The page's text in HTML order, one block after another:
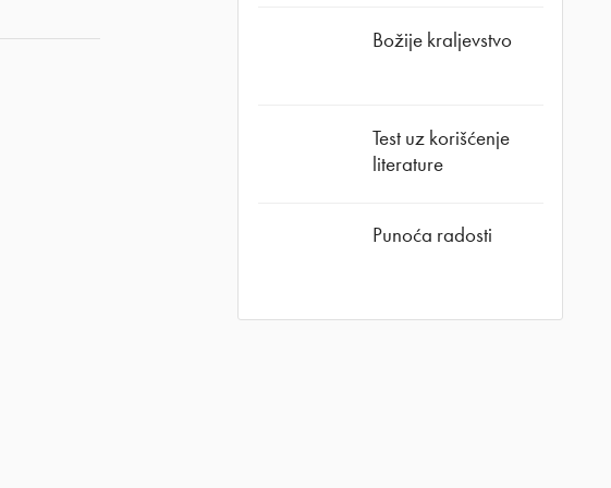
Božije kraljevstvo
Test uz korišćenje
literature
Punoća radosti